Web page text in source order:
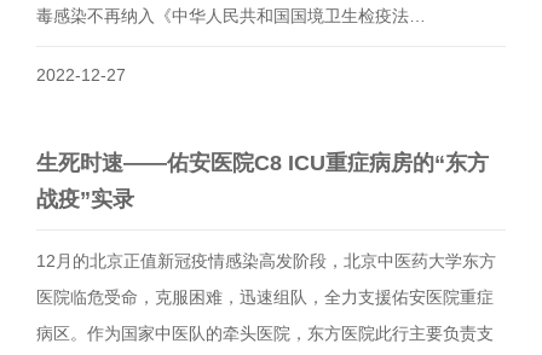
毒感染不再纳入《中华人民共和国国境卫生检疫法…
2022-12-27
生死时速——佑安医院C8 ICU重症病房的“东方
战疫”实录
12月的北京正值新冠疫情感染高发阶段，北京中医药大学东方
医院临危受命，克服困难，迅速组队，全力支援佑安医院重症
病区。作为国家中医队的牵头医院，东方医院此行主要负责支